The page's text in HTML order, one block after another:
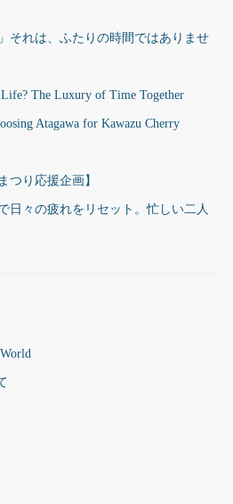
それは、ふたりの時間ではありませ
The Luxury of Time Together
Atagawa for Kawazu Cherry
つり応援企画】
々の疲れをリセット。忙しい二人